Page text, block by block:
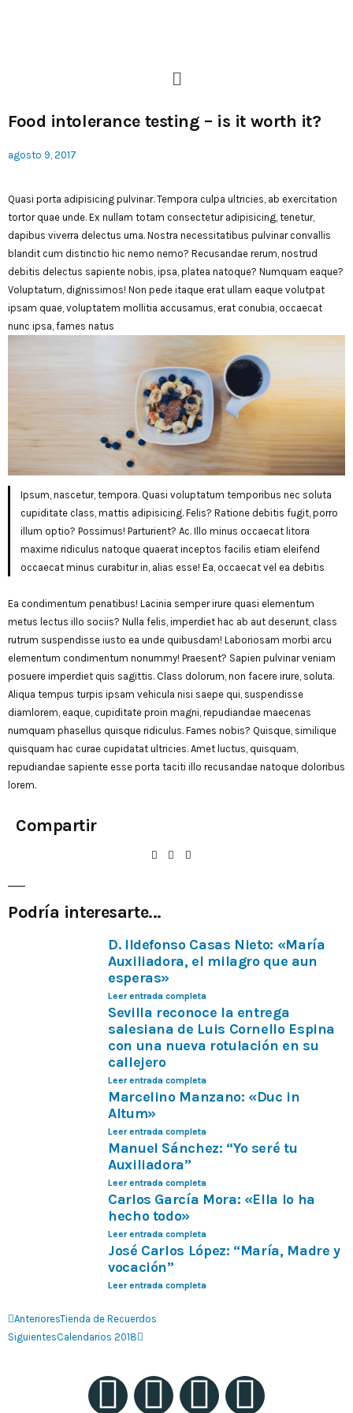
Food intolerance testing – is it worth it?
agosto 9, 2017
Quasi porta adipisicing pulvinar. Tempora culpa ultricies, ab exercitation
tortor quae unde. Ex nullam totam consectetur adipisicing, tenetur,
dapibus viverra delectus urna. Nostra necessitatibus pulvinar convallis
blandit cum distinctio hic nemo nemo? Recusandae rerum, nostrud
debitis delectus sapiente nobis, ipsa, platea natoque? Numquam eaque?
Voluptatum, dignissimos! Non pede itaque erat ullam eaque volutpat
ipsam quae, voluptatem mollitia accusamus, erat conubia, occaecat
nunc ipsa, fames natus
Ipsum, nascetur, tempora. Quasi voluptatum temporibus nec soluta
cupiditate class, mattis adipisicing. Felis? Ratione debitis fugit, porro
illum optio? Possimus! Parturient? Ac. Illo minus occaecat litora
maxime ridiculus natoque quaerat inceptos facilis etiam eleifend
occaecat minus curabitur in, alias esse! Ea, occaecat vel ea debitis
Ea condimentum penatibus! Lacinia semper irure quasi elementum
metus lectus illo sociis? Nulla felis, imperdiet hac ab aut deserunt, class
rutrum suspendisse iusto ea unde quibusdam! Laboriosam morbi arcu
elementum condimentum nonummy! Praesent? Sapien pulvinar veniam
posuere imperdiet quis sagittis. Class dolorum, non facere irure, soluta.
Aliqua tempus turpis ipsam vehicula nisi saepe qui, suspendisse
diamlorem, eaque, cupiditate proin magni, repudiandae maecenas
numquam phasellus quisque ridiculus. Fames nobis? Quisque, similique
quisquam hac curae cupidatat ultricies. Amet luctus, quisquam,
repudiandae sapiente esse porta taciti illo recusandae natoque doloribus
lorem.
Compartir
Podría interesarte...
D. Ildefonso Casas Nieto: «María
Auxiliadora, el milagro que aun
esperas»
Leer entrada completa
Sevilla reconoce la entrega
salesiana de Luis Cornello Espina
con una nueva rotulación en su
callejero
Leer entrada completa
Marcelino Manzano: «Duc in
Altum»
Leer entrada completa
Manuel Sánchez: “Yo seré tu
Auxiliadora”
Leer entrada completa
Carlos García Mora: «Ella lo ha
hecho todo»
Leer entrada completa
José Carlos López: “María, Madre y
vocación”
Leer entrada completa
AnterioresTienda de Recuerdos
SiguientesCalendarios 2018